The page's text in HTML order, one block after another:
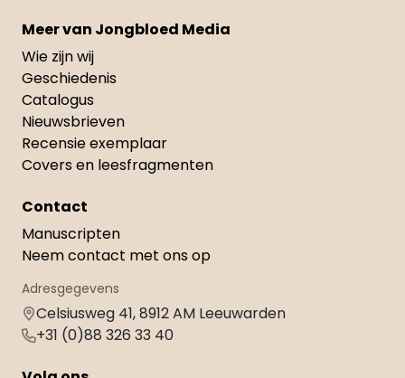
Meer van Jongbloed Media
Wie zijn wij
Geschiedenis
Catalogus
Nieuwsbrieven
Recensie exemplaar
Covers en leesfragmenten
Contact
Manuscripten
Neem contact met ons op
Adresgegevens
Celsiusweg 41, 8912 AM Leeuwarden
+31 (0)88 326 33 40